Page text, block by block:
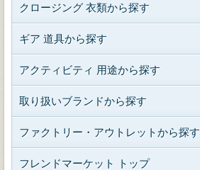
クロージング 衣類から探す
ギア 道具から探す
アクティビティ 用途から探す
取り扱いブランドから探す
ファクトリー・アウトレットから探す
フレンドマーケット トップ